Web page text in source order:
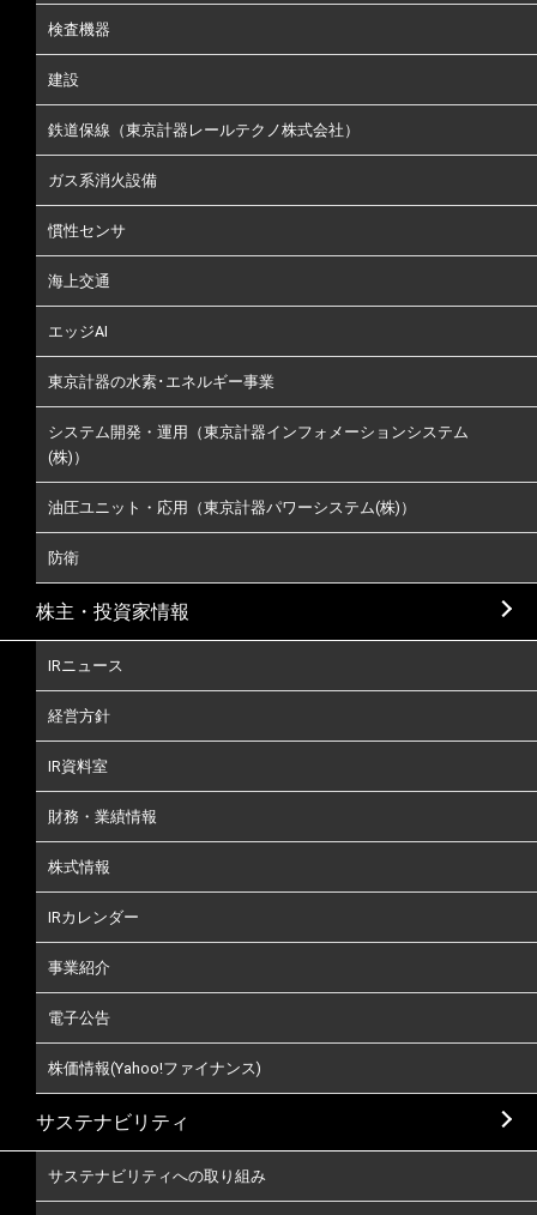
検査機器
建設
鉄道保線（東京計器レールテクノ株式会社）
ガス系消火設備
慣性センサ
海上交通
エッジAI
東京計器の水素･エネルギー事業
システム開発・運用（東京計器インフォメーションシステム
(株)）
油圧ユニット・応用（東京計器パワーシステム(株)）
防衛
株主・投資家情報
IRニュース
経営方針
IR資料室
財務・業績情報
株式情報
IRカレンダー
事業紹介
電子公告
株価情報(Yahoo!ファイナンス)
サステナビリティ
サステナビリティへの取り組み